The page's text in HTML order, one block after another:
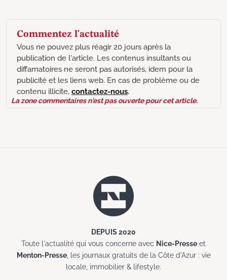
Commentez l'actualité
Vous ne pouvez plus réagir 20 jours après la
publication de l'article. Les contenus insultants ou
diffamatoires ne seront pas autorisés, idem pour la
publicité et les liens web. En cas de problème ou de
contenu illicite, contactez-nous.
La zone commentaires n'est pas ouverte pour cet article.
DEPUIS 2020
Toute l'actualité qui vous concerne avec Nice-Presse et
Menton-Presse, les journaux gratuits de la Côte d'Azur : vie
locale, immobilier & lifestyle.